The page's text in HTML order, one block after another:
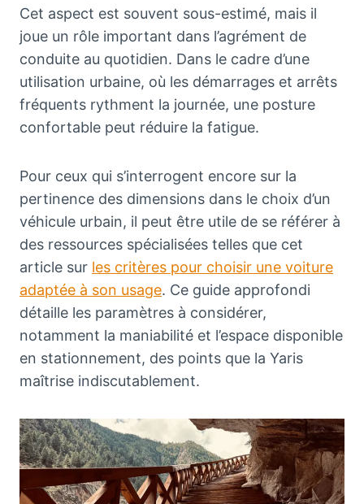
Cet aspect est souvent sous-estimé, mais il
joue un rôle important dans l’agrément de
conduite au quotidien. Dans le cadre d’une
utilisation urbaine, où les démarrages et arrêts
fréquents rythment la journée, une posture
confortable peut réduire la fatigue.
Pour ceux qui s’interrogent encore sur la
pertinence des dimensions dans le choix d’un
véhicule urbain, il peut être utile de se référer à
des ressources spécialisées telles que cet
article sur les critères pour choisir une voiture
adaptée à son usage. Ce guide approfondi
détaille les paramètres à considérer,
notamment la maniabilité et l’espace disponible
en stationnement, des points que la Yaris
maîtrise indiscutablement.